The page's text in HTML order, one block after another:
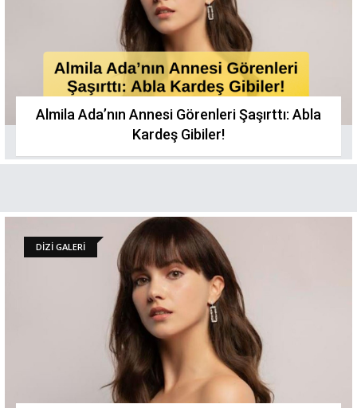
Almila Ada’nın Annesi Görenleri Şaşırttı: Abla
Kardeş Gibiler!
DİZİ GALERİ